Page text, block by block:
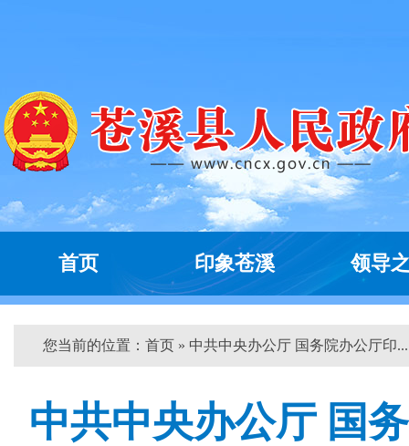
首页 印象苍溪 领导
您当前的位置： 首页 » 中共中央办公厅 国务院办公厅印
中共中央办公厅 国